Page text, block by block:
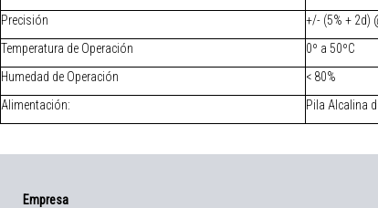
Precisión
+/- (5% + 2d)
Temperatura de Operación
0º a 50ºC
Humedad de Operación
< 80%
Alimentación:
Pila Alcalina
Empresa